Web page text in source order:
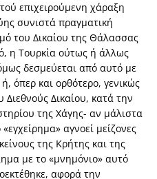
επιχειρούμενη χάραξη
συνιστά πραγματική
του Δικαίου της Θάλασσας
η Τουρκία ούτως ή άλλως
δεσμεύεται από αυτό με
όπερ και ορθότερο, γενικώς
Δικαίου, κατά την
της Χάγης- αν μάλιστα
αγνοεί μείζονες
της Κρήτης και της
με το «μνημόνιο» αυτό
αφορά την